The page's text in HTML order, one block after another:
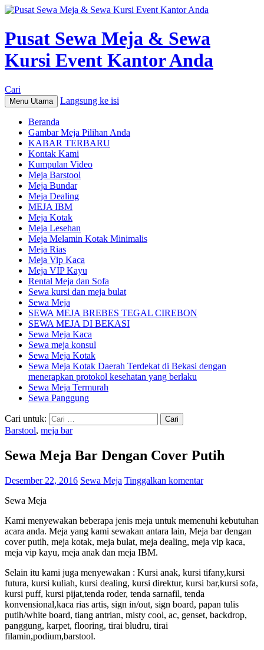
Pusat Sewa Meja & Sewa
Kursi Event Kantor Anda
Cari
Menu Utama Langsung ke isi
Beranda
Gambar Meja Pilihan Anda
KABAR TERBARU
Kontak Kami
Kumpulan Video
Meja Barstool
Meja Bundar
Meja Dealing
MEJA IBM
Meja Kotak
Meja Lesehan
Meja Melamin Kotak Minimalis
Meja Rias
Meja Vip Kaca
Meja VIP Kayu
Rental Meja dan Sofa
Sewa kursi dan meja bulat
Sewa Meja
SEWA MEJA BREBES TEGAL CIREBON
SEWA MEJA DI BEKASI
Sewa Meja Kaca
Sewa meja konsul
Sewa Meja Kotak
Sewa Meja Kotak Daerah Terdekat di Bekasi dengan
menerapkan protokol kesehatan yang berlaku
Sewa Meja Termurah
Sewa Panggung
Cari untuk:
Barstool, meja bar
Sewa Meja Bar Dengan Cover Putih
Desember 22, 2016 Sewa Meja Tinggalkan komentar
Sewa Meja
Kami menyewakan beberapa jenis meja untuk memenuhi kebutuhan
acara anda. Meja yang kami sewakan antara lain, Meja bar dengan
cover putih, meja kotak, meja bulat, meja dealing, meja vip kaca,
meja vip kayu, meja anak dan meja IBM.
Selain itu kami juga menyewakan : Kursi anak, kursi tifany,kursi
futura, kursi kuliah, kursi dealing, kursi direktur, kursi bar,kursi sofa,
kursi puff, kursi pijat,tenda roder, tenda sarnafil, tenda
konvensional,kaca rias artis, sign in/out, sign board, papan tulis
putih/white board, tiang antrian, misty cool, ac, genset, backdrop,
panggung, karpet, flooring, tirai bludru, tirai
filamin,podium,barstool.